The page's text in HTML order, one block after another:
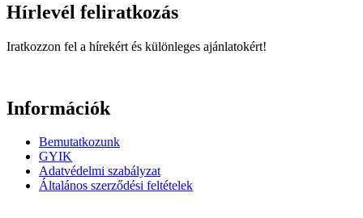
Hírlevél feliratkozás​
Iratkozzon fel a hírekért és különleges ajánlatokért!
Információk
Bemutatkozunk
GYIK
Adatvédelmi szabályzat
Általános szerződési feltételek